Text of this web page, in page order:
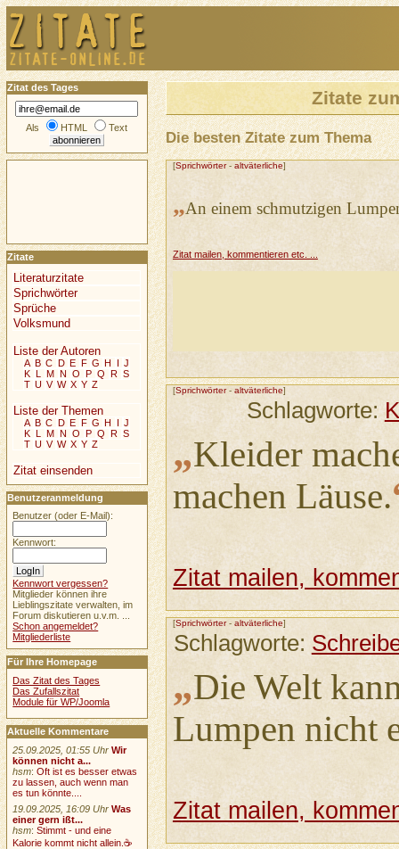
Zitate
Die besten Zitate zum Thema
[Sprichwörter- altväterliche]
„An einem schmutzigen
Zitat mailen, kommentieren etc. ...
[Sprichwörter- altväterliche]
Schlagworte:
„Kleider
machen Läuse.
Zitat mailen,
[Sprichwörter- altväterliche]
Schlagworte:
„Die Welt
Lumpen nicht
Zitat mailen,
Zitat des Tages
Als HTML Text
Zitate
Literaturzitate
Sprichwörter
Sprüche
Volksmund
Liste der Autoren
A B C D E F G H I J
K L M N O P Q R S
T U V W X Y Z
Liste der Themen
A B C D E F G H I J
K L M N O P Q R S
T U V W X Y Z
Zitat einsenden
Benutzeranmeldung
Benutzer (oder E-Mail):
Kennwort:
Kennwort vergessen?
Mitglieder können ihre
Lieblingszitate verwalten, im
Forum diskutieren u.v.m. ...
Schon angemeldet?
Mitgliederliste
Für Ihre Homepage
Das Zitat des Tages
Das Zufallszitat
Module für WP/Joomla
Aktuelle Kommentare
25.09.2025, 01:55 Uhr Wir
können nicht a...
hsm:Oft ist es besser etwas
zu lassen, auch wenn man
es tun könnte....
19.09.2025, 16:09 Uhr Was
einer gern ißt...
hsm:Stimmt - und eine
Kalorie kommt nicht allein.☕